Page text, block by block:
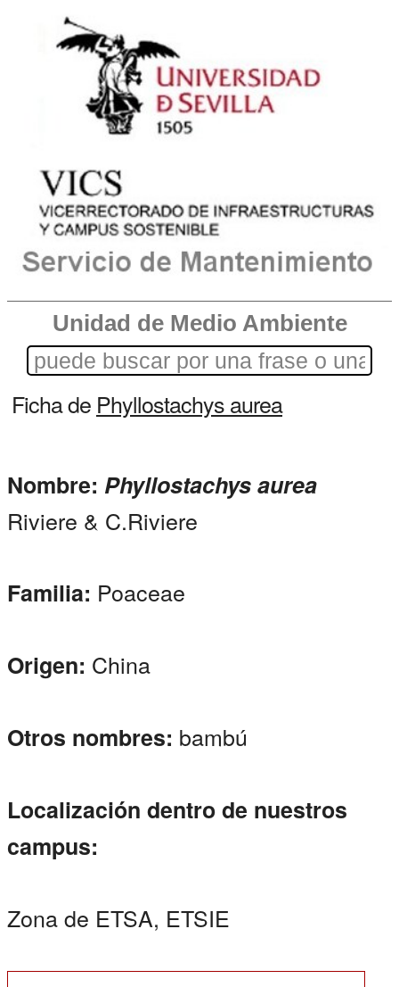
Unidad de Medio Ambiente
Ficha de Phyllostachys aurea
Nombre: Phyllostachys aurea
Riviere & C.Riviere
Familia: Poaceae
Origen: China
Otros nombres: bambú
Localización dentro de nuestros
campus:
Zona de ETSA, ETSIE